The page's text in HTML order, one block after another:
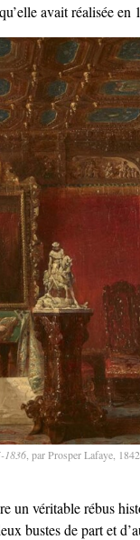
avait réalisée en
1836 , par Prosper Lafaye,
un véritable rébus
bustes de part et